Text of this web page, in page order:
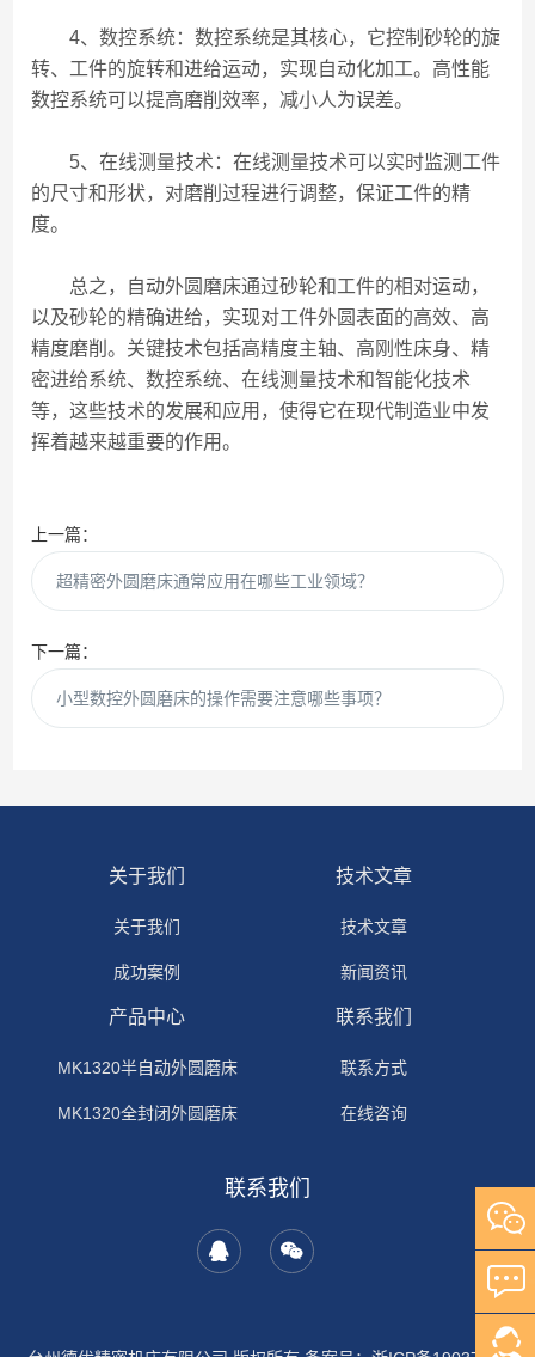
4、数控系统：数控系统是其核心，它控制砂轮的旋
转、工件的旋转和进给运动，实现自动化加工。高性能
数控系统可以提高磨削效率，减小人为误差。
5、在线测量技术：在线测量技术可以实时监测工件
的尺寸和形状，对磨削过程进行调整，保证工件的精
度。
总之，自动外圆磨床通过砂轮和工件的相对运动，
以及砂轮的精确进给，实现对工件外圆表面的高效、高
精度磨削。关键技术包括高精度主轴、高刚性床身、精
密进给系统、数控系统、在线测量技术和智能化技术
等，这些技术的发展和应用，使得它在现代制造业中发
挥着越来越重要的作用。
上一篇：
超精密外圆磨床通常应用在哪些工业领域？
下一篇：
小型数控外圆磨床的操作需要注意哪些事项？
关于我们
关于我们
成功案例
技术文章
技术文章
新闻资讯
产品中心
MK1320半自动外圆磨床
MK1320全封闭外圆磨床
联系我们
联系方式
在线咨询
联系我们